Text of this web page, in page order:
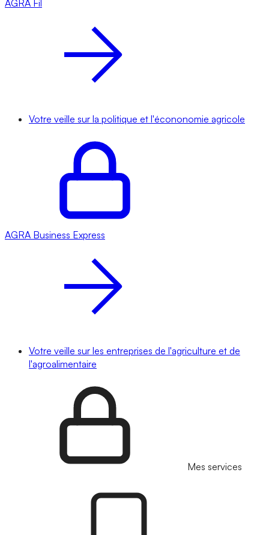
AGRA Fil
Votre veille sur la politique et l'écononomie agricole
AGRA Business Express
Votre veille sur les entreprises de l'agriculture et de
l'agroalimentaire
Mes services